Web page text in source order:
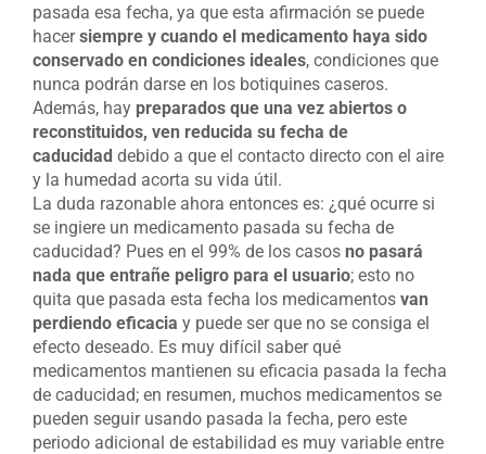
pasada esa fecha, ya que esta afirmación se puede
hacersiempre y cuando el medicamento haya sido
conservado en condiciones ideales, condiciones que
nunca podrán darse en los botiquines caseros.
Además, hay preparados que una vez abiertos o
reconstituidos, ven reducida su fecha de
caducidad debido a que el contacto directo con el aire
y la humedad acorta su vida útil.
La duda razonable ahora entonces es: ¿qué ocurre si
se ingiere un medicamento pasada su fecha de
caducidad? Pues en el 99% de los casos no pasará
nada que entrañe peligro para el usuario; esto no
quita que pasada esta fecha los medicamentos van
perdiendo eficacia y puede ser que no se consiga el
efecto deseado. Es muy difícil saber qué
medicamentos mantienen su eficacia pasada la fecha
de caducidad; en resumen, muchos medicamentos se
pueden seguir usando pasada la fecha, pero este
periodo adicional de estabilidad es muy variable entre